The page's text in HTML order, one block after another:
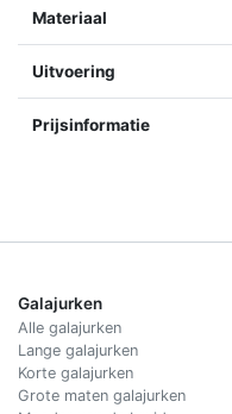
Materiaal
Uitvoering
Prijsinformatie
Galajurken
Alle galajurken
Lange galajurken
Korte galajurken
Grote maten galajurken